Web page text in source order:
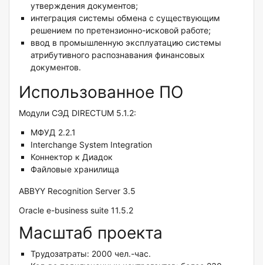
утверждения документов;
интеграция системы обмена с существующим
решением по претензионно-исковой работе;
ввод в промышленную эксплуатацию системы
атрибутивного распознавания финансовых
документов.
Использованное ПО
Модули СЭД DIRECTUM 5.1.2:
МФУД 2.2.1
Interchange System Integration
Коннектор к Диадок
Файловые хранилища
ABBYY Recognition Server 3.5
Oracle e-business suite 11.5.2
Масштаб проекта
Трудозатраты: 2000 чел.-час.